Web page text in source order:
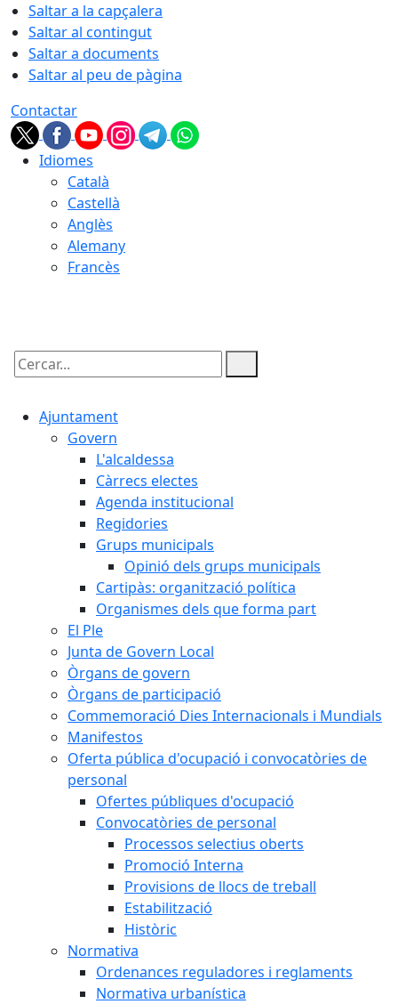
Saltar a la capçalera
Saltar al contingut
Saltar a documents
Saltar al peu de pàgina
Contactar
Idiomes
Català
Castellà
Anglès
Alemany
Francès
Cercar:
Ajuntament
Govern
L'alcaldessa
Càrrecs electes
Agenda institucional
Regidories
Grups municipals
Opinió dels grups municipals
Cartipàs: organització política
Organismes dels que forma part
El Ple
Junta de Govern Local
Òrgans de govern
Òrgans de participació
Commemoració Dies Internacionals i Mundials
Manifestos
Oferta pública d'ocupació i convocatòries de
personal
Ofertes públiques d'ocupació
Convocatòries de personal
Processos selectius oberts
Promoció Interna
Provisions de llocs de treball
Estabilització
Històric
Normativa
Ordenances reguladores i reglaments
Normativa urbanística